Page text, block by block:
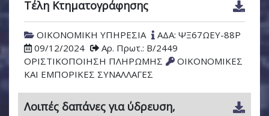
Τέλη Κτηματογράφησης
ΟΙΚΟΝΟΜΙΚΗ ΥΠΗΡΕΣΙΑ
ΑΔΑ: ΨΞ67ΩΕΥ-88Ρ
09/12/2024
Αρ. Πρωτ.: Β/2449
ΟΡΙΣΤΙΚΟΠΟΙΗΣΗ ΠΛΗΡΩΜΗΣ
ΟΙΚΟΝΟΜΙΚΕΣ
ΚΑΙ ΕΜΠΟΡΙΚΕΣ ΣΥΝΑΛΛΑΓΕΣ
Λοιπές δαπάνες για ύδρευση,